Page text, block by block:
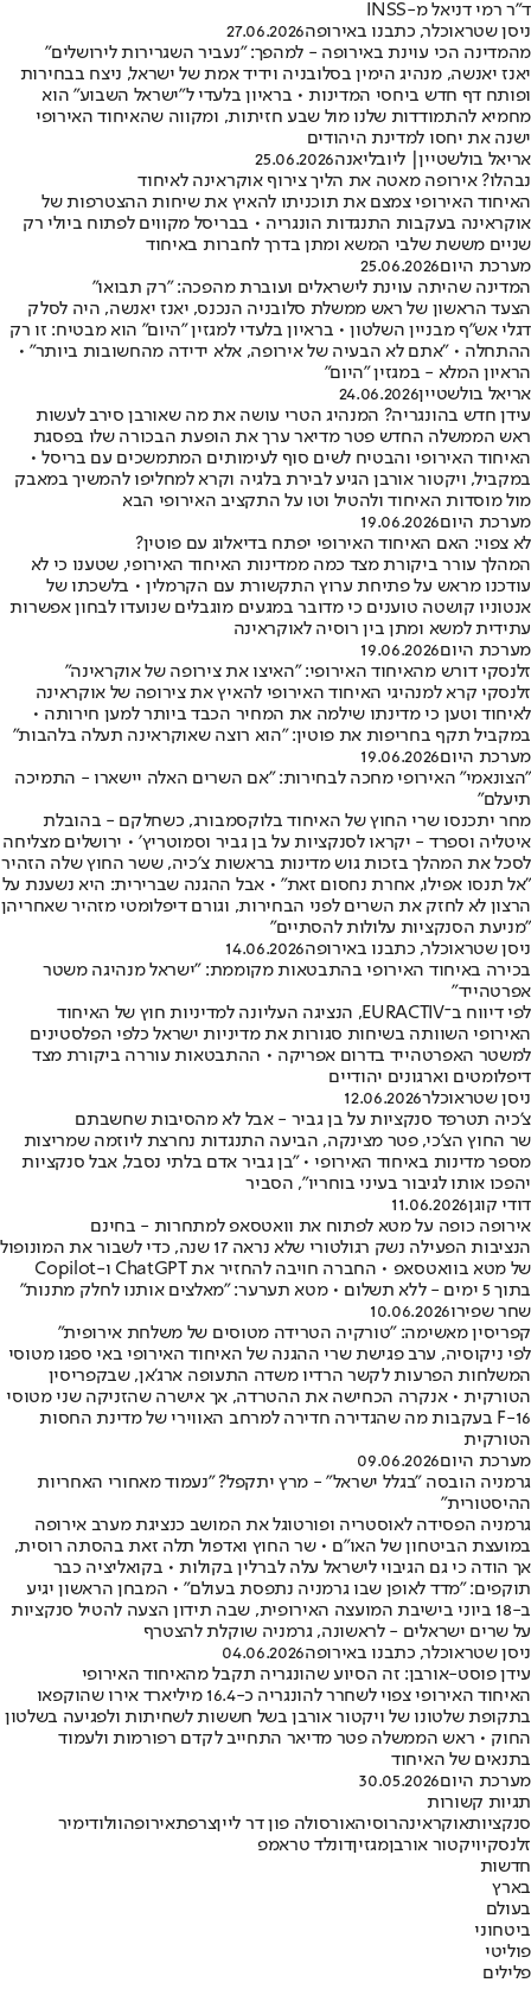
ד"ר רמי דניאל מ-INSS
ניסן שטראוכלר, כתבנו באירופה27.06.2026
מהמדינה הכי עוינת באירופה - למהפך: "נעביר השגרירות לירושלים"
יאנז יאנשה, מנהיג הימין בסלובניה וידיד אמת של ישראל, ניצח בבחירות
ופותח דף חדש ביחסי המדינות • בראיון בלעדי ל"ישראל השבוע" הוא
מחמיא להתמודדות שלנו מול שבע חזיתות, ומקווה שהאיחוד האירופי
ישנה את יחסו למדינת היהודים
אריאל בולשטיין| ליובליאנה25.06.2026
נבהלו? אירופה מאטה את הליך צירוף אוקראינה לאיחוד
האיחוד האירופי צמצם את תוכניתו להאיץ את שיחות ההצטרפות של
אוקראינה בעקבות התנגדות הונגריה • בבריסל מקווים לפתוח ביולי רק
שניים מששת שלבי המשא ומתן בדרך לחברות באיחוד
מערכת היום25.06.2026
המדינה שהיתה עוינת לישראלים ועוברת מהפכה: "רק תבואו"
הצעד הראשון של ראש ממשלת סלובניה הנכנס, יאנז יאנשה, היה לסלק
דגלי אש"ף מבניין השלטון • בראיון בלעדי למגזין "היום" הוא מבטיח: זו רק
ההתחלה • "אתם לא הבעיה של אירופה, אלא ידידה מהחשובות ביותר" •
הראיון המלא - במגזין "היום"
אריאל בולשטיין24.06.2026
עידן חדש בהונגריה? המנהיג הטרי עושה את מה שאורבן סירב לעשות
ראש הממשלה החדש פטר מדיאר ערך את הופעת הבכורה שלו בפסגת
האיחוד האירופי והבטיח לשים סוף לעימותים המתמשכים עם בריסל •
במקביל, ויקטור אורבן הגיע לבירת בלגיה וקרא למחליפו להמשיך במאבק
מול מוסדות האיחוד ולהטיל וטו על התקציב האירופי הבא
מערכת היום19.06.2026
לא צפוי: האם האיחוד האירופי יפתח בדיאלוג עם פוטין?
המהלך עורר ביקורת מצד כמה ממדינות האיחוד האירופי, שטענו כי לא
עודכנו מראש על פתיחת ערוץ התקשורת עם הקרמלין • בלשכתו של
אנטוניו קושטה טוענים כי מדובר במגעים מוגבלים שנועדו לבחון אפשרות
עתידית למשא ומתן בין רוסיה לאוקראינה
מערכת היום19.06.2026
זלנסקי דורש מהאיחוד האירופי: "האיצו את צירופה של אוקראינה"
זלנסקי קרא למנהיגי האיחוד האירופי להאיץ את צירופה של אוקראינה
לאיחוד וטען כי מדינתו שילמה את המחיר הכבד ביותר למען חירותה •
במקביל תקף בחריפות את פוטין: "הוא רוצה שאוקראינה תעלה בלהבות"
מערכת היום19.06.2026
״הצונאמי״ האירופי מחכה לבחירות: ״אם השרים האלה יישארו - התמיכה
תיעלם״
מחר יתכנסו שרי החוץ של האיחוד בלוקסמבורג, כשחלקם - בהובלת
איטליה וספרד - יקראו לסנקציות על בן גביר וסמוטריץ׳ • ירושלים מצליחה
לסכל את המהלך בזכות גוש מדינות בראשות צ׳כיה, ששר החוץ שלה הזהיר
״אל תנסו אפילו, אחרת נחסום זאת״ • אבל ההגנה שברירית: היא נשענת על
הרצון לא לחזק את השרים לפני הבחירות, וגורם דיפלומטי מזהיר שאחריהן
״מניעת הסנקציות עלולות להסתיים״
ניסן שטראוכלר, כתבנו באירופה14.06.2026
בכירה באיחוד האירופי בהתבטאות מקוממת: "ישראל מנהיגה משטר
אפרטהייד"
לפי דיווח ב־EURACTIV, הנציגה העליונה למדיניות חוץ של האיחוד
האירופי השוותה בשיחות סגורות את מדיניות ישראל כלפי הפלסטינים
למשטר האפרטהייד בדרום אפריקה • ההתבטאות עוררה ביקורת מצד
דיפלומטים וארגונים יהודיים
ניסן שטראוכלר12.06.2026
צ'כיה תטרפד סנקציות על בן גביר - אבל לא מהסיבות שחשבתם
שר החוץ הצ'כי, פטר מצינקה, הביעה התנגדות נחרצת ליוזמה שמריצות
מספר מדינות באיחוד האירופי • "בן גביר אדם בלתי נסבל, אבל סנקציות
יהפכו אותו לגיבור בעיני בוחריו", הסביר
דודי קוגן11.06.2026
אירופה כופה על מטא לפתוח את וואטסאפ למתחרות - בחינם
הנציבות הפעילה נשק רגולטורי שלא נראה 17 שנה, כדי לשבור את המונופול
של מטא בוואטסאפ • החברה חויבה להחזיר את ChatGPT ו-Copilot
בתוך 5 ימים - ללא תשלום • מטא תערער: "מאלצים אותנו לחלק מתנות"
שחר שפירו10.06.2026
קפריסין מאשימה: ״טורקיה הטרידה מטוסים של משלחת אירופית״
לפי ניקוסיה, ערב פגישת שרי ההגנה של האיחוד האירופי באי ספגו מטוסי
המשלחות הפרעות לקשר הרדיו משדה התעופה ארג'אן, שבקפריסין
הטורקית • אנקרה הכחישה את ההטרדה, אך אישרה שהזניקה שני מטוסי
F-16 בעקבות מה שהגדירה חדירה למרחב האווירי של מדינת החסות
הטורקית
מערכת היום09.06.2026
גרמניה הובסה ״בגלל ישראל״ - מרץ יתקפל? ״נעמוד מאחורי האחריות
ההיסטורית״
גרמניה הפסידה לאוסטריה ופורטוגל את המושב כנציגת מערב אירופה
במועצת הביטחון של האו״ם • שר החוץ ואדפול תלה זאת בהסתה רוסית,
אך הודה כי גם הגיבוי לישראל עלה לברלין בקולות • בקואליציה כבר
תוקפים: "מדד לאופן שבו גרמניה נתפסת בעולם" • המבחן הראשון יגיע
ב-18 ביוני בישיבת המועצה האירופית, שבה תידון הצעה להטיל סנקציות
על שרים ישראלים - לראשונה, גרמניה שוקלת להצטרף
ניסן שטראוכלר, כתבנו באירופה04.06.2026
עידן פוסט-אורבן: זה הסיוע שהונגריה תקבל מהאיחוד האירופי
האיחוד האירופי צפוי לשחרר להונגריה כ-16.4 מיליארד אירו שהוקפאו
בתקופת שלטונו של ויקטור אורבן בשל חששות לשחיתות ולפגיעה בשלטון
החוק • ראש הממשלה פטר מדיאר התחייב לקדם רפורמות ולעמוד
בתנאים של האיחוד
מערכת היום30.05.2026
תגיות קשורות
סנקציותאוקראינהרוסיהאורסולה פון דר לייןצרפתאירופהוולודימיר
זלנסקיויקטור אורבןמגזיןדונלד טראמפ
חדשות
בארץ
בעולם
ביטחוני
פוליטי
פלילים